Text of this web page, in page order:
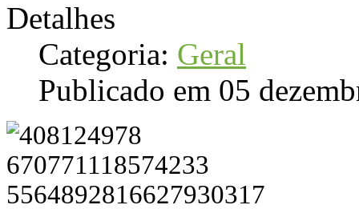
Detalhes
Categoria: Geral
Publicado em 05